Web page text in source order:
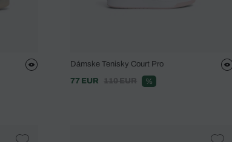
Dámske Tenisky Court Pro
77 EUR
110 EUR %